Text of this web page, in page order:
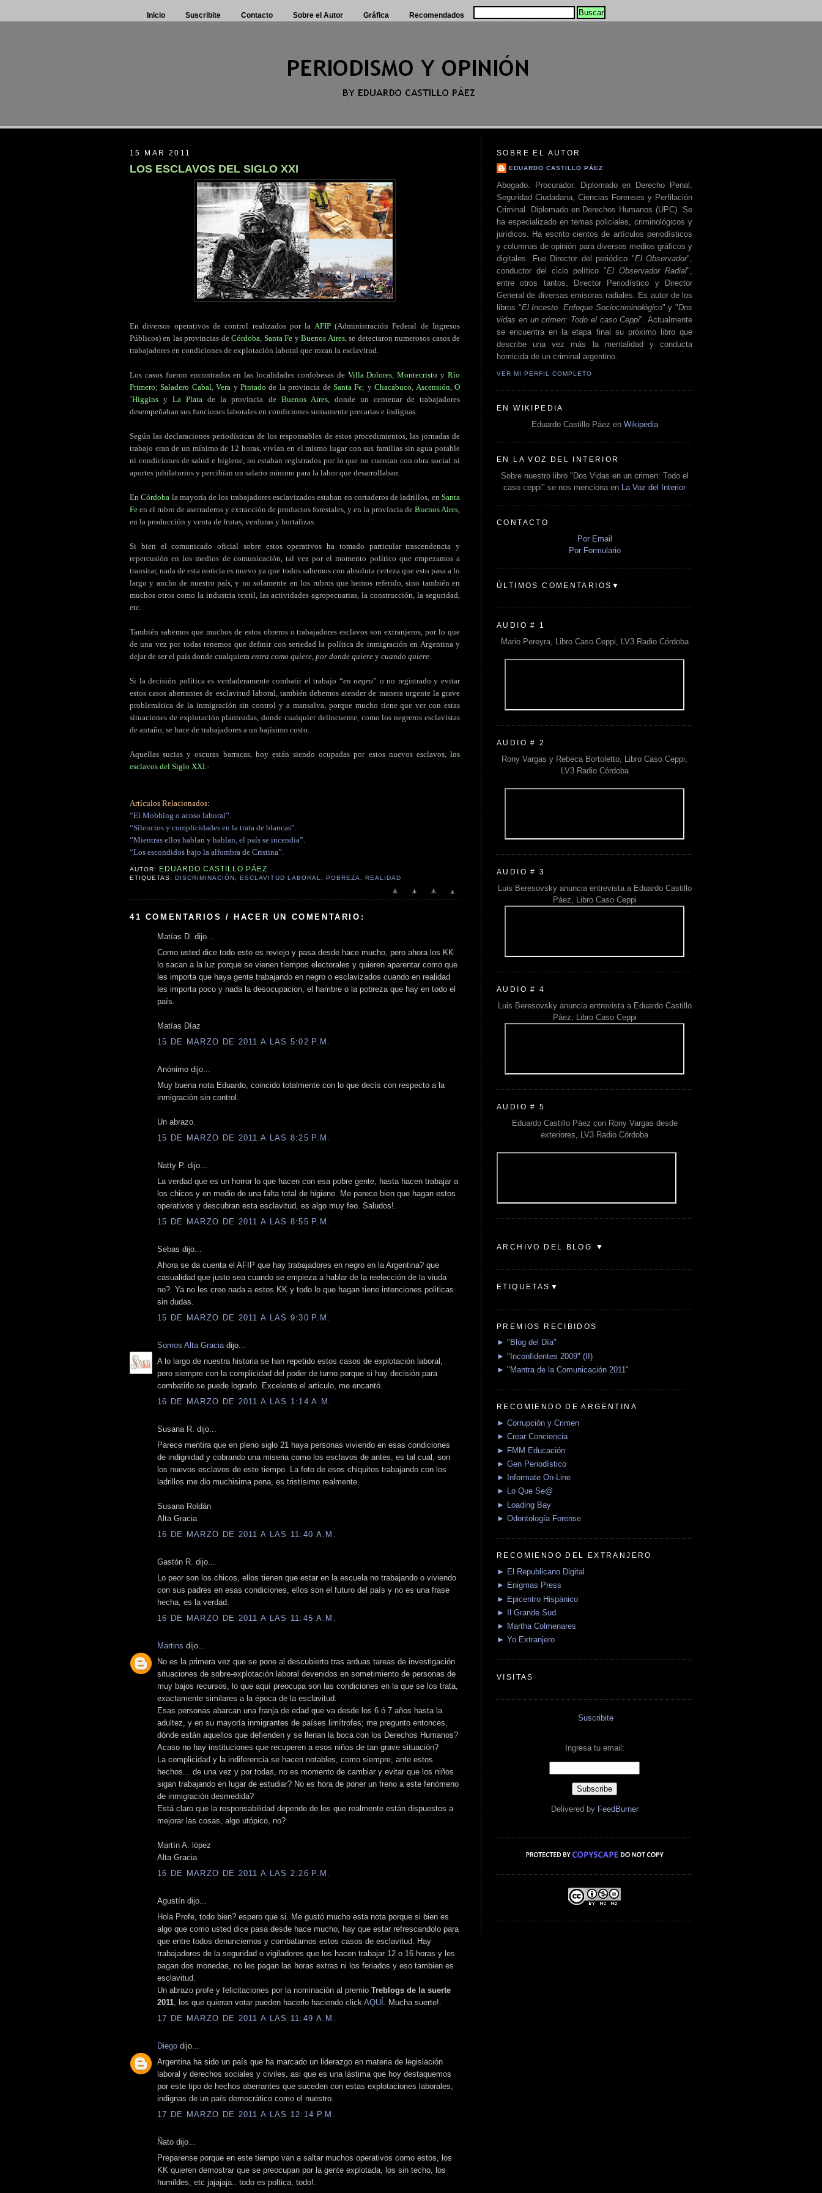
Inicio Suscribite Contacto Sobre el Autor Gráfica Recomendados
15 MAR 2011
LOS ESCLAVOS DEL SIGLO XXI
En diversos operativos de control realizados por la AFIP(Administración Federal de Ingresos
Públicos) en las provincias deCórdoba, Santa Fe yBuenos Aires, se detectaron numerosos casos de
trabajadores en condiciones de explotación laboral que rozan la esclavitud.
Los casos fueron encontrados en las localidades cordobesas de Villa Dolores,Montecristo yRío
Primero;Saladero Cabal,Vera yPintado de la provincia deSanta Fe; yChacabuco, Ascensión,O
´Higgins yLa Plata de la provincia de Buenos Aires, donde un centenar de trabajadores
desempeñaban sus funciones laborales en condiciones sumamente precarias e indignas.
Según las declaraciones periodísticas de los responsables de estos procedimientos, las jornadas de
trabajo eran de un mínimo de 12 horas, vivían en el mismo lugar con sus familias sin agua potable
ni condiciones de salud e higiene, no estaban registrados por lo que no cuentan con obra social ni
aportes jubilatorios y percibían un salario mínimo para la labor que desarrollaban.
EnCórdoba la mayoría de los trabajadores esclavizados estaban en cortaderos de ladrillos, enSanta
Fe en el rubro de aserraderos y extracción de productos forestales, y en la provincia de Buenos Aires,
en la producción y venta de frutas, verduras y hortalizas.
Si bien el comunicado oficial sobre estos operativos ha tomado particular trascendencia y
repercusión en los medios de comunicación, tal vez por el momento político que empezamos a
transitar, nada de esta noticia es nuevo ya que todos sabemos con absoluta certeza que esto pasa a lo
largo y ancho de nuestro país, y no solamente en los rubros que hemos referido, sino también en
muchos otros como la industria textil, las actividades agropecuarias, la construcción, la seguridad,
etc.
También sabemos que muchos de estos obreros o trabajadores esclavos son extranjeros, por lo que
de una vez por todas tenemos que definir con seriedad la política de inmigración en Argentina y
dejar de ser el país donde cualquiera entra como quiere, por donde quiere y cuando quiere.
Si la decisión política es verdaderamente combatir el trabajo “en negro” o no registrado y evitar
estos casos aberrantes de esclavitud laboral, también debemos atender de manera urgente la grave
problemática de la inmigración sin control y a mansalva, porque mucho tiene que ver con estas
situaciones de explotación planteadas, donde cualquier delincuente, como los negreros esclavistas
de antaño, se hace de trabajadores a un bajísimo costo.
Aquellas sucias y oscuras barracas, hoy están siendo ocupadas por estos nuevos esclavos, los
esclavos del Siglo XXI.-
Artículos Relacionados:
“El Mobbing o acoso laboral”.
“Silencios y complicidades en la trata de blancas”.
“Mientras ellos hablan y hablan, el país se incendia”.
“Los escondidos bajo la alfombra de Cristina”.
AUTOR: EDUARDO CASTILLO PÁEZ
ETIQUETAS:DISCRIMINACIÓN ,ESCLAVITUD LABORAL POBREZA REALIDAD
41 COMENTARIOS / HACER UN COMENTARIO:
Matías D. dijo...
Como usted dice todo esto es reviejo y pasa desde hace mucho, pero ahora los KK
lo sacan a la luz porque se vienen tiempos electorales y quieren aparentar como que
les importa que haya gente trabajando en negro o esclavizados cuando en realidad
les importa poco y nada la desocupacion, el hambre o la pobreza que hay en todo el
país.
Matías Díaz
15 DE MARZO DE 2011 A LAS 5:02 P.M.
Anónimo dijo...
Muy buena nota Eduardo, coincido totalmente con lo que decís con respecto a la
inmigración sin control.
Un abrazo.
15 DE MARZO DE 2011 A LAS 8:25 P.M.
Natty P. dijo...
La verdad que es un horror lo que hacen con esa pobre gente, hasta hacen trabajar a
los chicos y en medio de una falta total de higiene. Me parece bien que hagan estos
operativos y descubran esta esclavitud, es algo muy feo. Saludos!.
15 DE MARZO DE 2011 A LAS 8:55 P.M.
Sebas dijo...
Ahora se da cuenta el AFIP que hay trabajadores en negro en la Argentina? que
casualidad que justo sea cuando se empieza a hablar de la reelección de la viuda
no?. Ya no les creo nada a estos KK y todo lo que hagan tiene intenciones politicas
sin dudas.
15 DE MARZO DE 2011 A LAS 9:30 P.M.
Somos Alta Gracia dijo...
A lo largo de nuestra historia se han repetido estos casos de explotación laboral,
pero siempre con la complicidad del poder de turno porque si hay decisión para
combatirlo se puede lograrlo. Excelente el articulo, me encantó.
16 DE MARZO DE 2011 A LAS 1:14 A.M.
Susana R. dijo...
Parece mentira que en pleno siglo 21 haya personas viviendo en esas condiciones
de indignidad y cobrando una miseria como los esclavos de antes, es tal cual, son
los nuevos esclavos de este tiempo. La foto de esos chiquitos trabajando con los
ladrillos me dio muchisima pena, es tristísimo realmente.
Susana Roldán
Alta Gracia
16 DE MARZO DE 2011 A LAS 11:40 A.M.
Gastón R. dijo...
Lo peor son los chicos, ellos tienen que estar en la escuela no trabajando o viviendo
con sus padres en esas condiciones, ellos son el futuro del país y no es una frase
hecha, es la verdad.
16 DE MARZO DE 2011 A LAS 11:45 A.M.
Martins dijo...
No es la primera vez que se pone al descubierto tras arduas tareas de investigación
situaciones de sobre-explotación laboral devenidos en sometimiento de personas de
muy bajos recursos, lo que aquí preocupa son las condiciones en la que se los trata,
exactamente similares a la época de la esclavitud.
Esas personas abarcan una franja de edad que va desde los 6 ó 7 años hasta la
adultez, y en su mayoría inmigrantes de países limítrofes; me pregunto entonces,
dónde están aquellos que defienden y se llenan la boca con los Derechos Humanos?
Acaso no hay instituciones que recuperen a esos niños de tan grave situación?
La complicidad y la indiferencia se hacen notables, como siempre, ante estos
hechos... de una vez y por todas, no es momento de cambiar y evitar que los niños
sigan trabajando en lugar de estudiar? No es hora de poner un freno a este fenómeno
de inmigración desmedida?
Está claro que la responsabilidad depende de los que realmente están dispuestos a
mejorar las cosas, algo utópico, no?
Martín A. lópez
Alta Gracia
16 DE MARZO DE 2011 A LAS 2:26 P.M.
Agustín dijo...
Hola Profe, todo bien? espero que si. Me gustó mucho esta nota porque si bien es
algo que como usted dice pasa desde hace mucho, hay que estar refrescandolo para
que entre todos denunciemos y combatamos estos casos de esclavitud. Hay
trabajadores de la seguridad o vigiladores que los hacen trabajar 12 o 16 horas y les
pagan dos monedas, no les pagan las horas extras ni los feriados y eso tambien es
esclavitud.
Un abrazo profe y felicitaciones por la nominación al premio Treblogs de la suerte
2011, los que quieran votar pueden hacerlo haciendo click AQUÍ . Mucha suerte!.
17 DE MARZO DE 2011 A LAS 11:49 A.M.
Diego dijo...
Argentina ha sido un país que ha marcado un liderazgo en materia de legislación
laboral y derechos sociales y civiles, asi que es una lástima que hoy destaquemos
por este tipo de hechos aberrantes que suceden con estas explotaciones laborales,
indignas de un país democrático como el nuestro.
17 DE MARZO DE 2011 A LAS 12:14 P.M.
Ñato dijo...
Preparense porque en este tiempo van a saltar muchos operativos como estos, los
KK quieren demostrar que se preocupan por la gente explotada, los sin techo, los
humildes, etc jajajaja.. todo es poltica, todo!.
SOBRE EL AUTOR
EDUARDO CASTILLO PÁEZ
Abogado. Procurador. Diplomado en Derecho Penal,
Seguridad Ciudadana, Ciencias Forenses y Perfilación
Criminal. Diplomado en Derechos Humanos (UPC). Se
ha especializado en temas policiales, criminológicos y
jurídicos. Ha escrito cientos de artículos periodísticos
y columnas de opinión para diversos medios gráficos y
digitales. Fue Director del periódico "El Observador",
conductor del ciclo político "El Observador Radial",
entre otros tantos, Director Periodístico y Director
General de diversas emisoras radiales. Es autor de los
libros "El Incesto. Enfoque Sociocriminológico" y "Dos
vidas en un crimen: Todo el caso Ceppi". Actualmente
se encuentra en la etapa final su próximo libro que
describe una vez más la mentalidad y conducta
homicida de un criminal argentino.
VER MI PERFIL COMPLETO
EN WIKIPEDIA
Eduardo Castillo Páez en Wikipedia
EN LA VOZ DEL INTERIOR
Sobre nuestro libro "Dos Vidas en un crimen: Todo el
caso ceppi" se nos menciona en
La Voz del Interior
CONTACTO
Por Email
Por Formulario
ÚLTIMOS COMENTARIOS▼
AUDIO # 1
Mario Pereyra, Libro Caso Ceppi, LV3 Radio Córdoba
AUDIO # 2
Rony Vargas y Rebeca Bortoletto, Libro Caso Ceppi,
LV3 Radio Córdoba
AUDIO # 3
Luis Beresovsky anuncia entrevista a Eduardo Castillo
Páez, Libro Caso Ceppi
AUDIO # 4
Luis Beresovsky anuncia entrevista a Eduardo Castillo
Páez, Libro Caso Ceppi
AUDIO # 5
Eduardo Castillo Páez con Rony Vargas desde
exteriores, LV3 Radio Córdoba
ARCHIVO DEL BLOG ▼
ETIQUETAS▼
PREMIOS RECIBIDOS
► "Blog del Día"
► "Inconfidentes 2009" (II)
► "Mantra de la Comunicación 2011"
RECOMIENDO DE ARGENTINA
► Corrupción y Crimen
► Crear Conciencia
► FMM Educación
► Gen Periodístico
► Informate On-Line
► Lo Que Se@
► Loading Bay
► Odontología Forense
RECOMIENDO DEL EXTRANJERO
► El Republicano Digital
► Enigmas Press
► Epicentro Hispánico
► Il Grande Sud
► Martha Colmenares
► Yo Extranjero
VISITAS
Suscribite
Ingresa tu email:
Delivered by FeedBurner